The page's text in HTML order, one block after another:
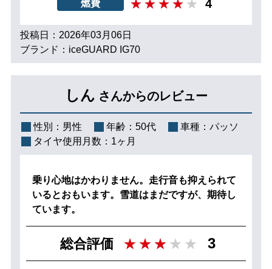
燃費 4
投稿日：2026年03月06日
ブランド：iceGUARD IG70
しん さんからのレビュー
性別： 男性 年齢： 50代 車種： パッソ
タイヤ使用月数： 1ヶ月
乗り心地はかわりません。走行音も抑えられて
いるとおもいます。雪道はまだですが、期待し
ています。
総合評価 3